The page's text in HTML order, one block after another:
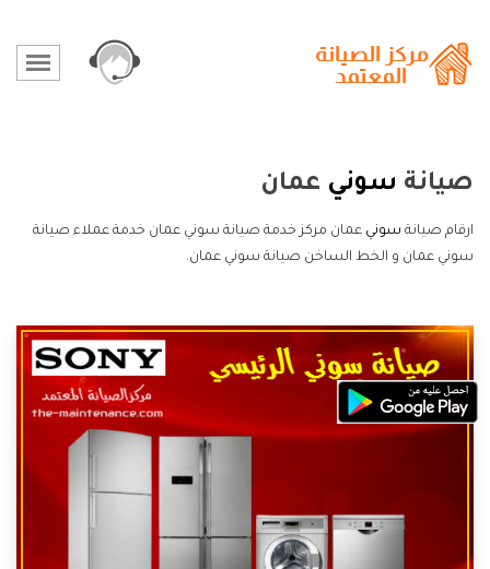
صيانة سوني عمان
ارقام صيانة سوني عمان مركز خدمة صيانة سوني عمان خدمة عملاء صيانة
سوني عمان و الخط الساخن صيانة سوني عمان.